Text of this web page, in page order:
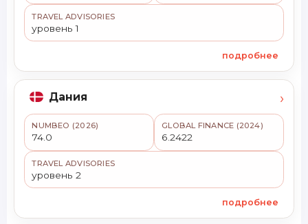
TRAVEL ADVISORIES
уровень 1
подробнее
Дания ›
NUMBEO (2026)
74.0
GLOBAL FINANCE (2024)
6.2422
TRAVEL ADVISORIES
уровень 2
подробнее